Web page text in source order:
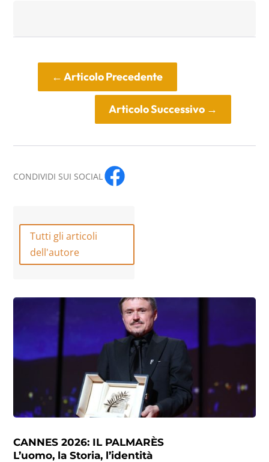
←Articolo Precedente
Articolo Successivo→
CONDIVIDI SUI SOCIAL
Tutti gli articoli
dell'autore
CANNES 2026: IL PALMARÈS
L’uomo, la Storia, l’identità